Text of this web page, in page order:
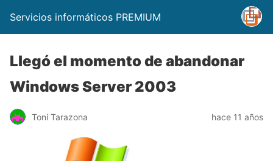
Servicios informáticos PREMIUM
Llegó el momento de abandonar
Windows Server 2003
Toni Tarazona hace 11 años